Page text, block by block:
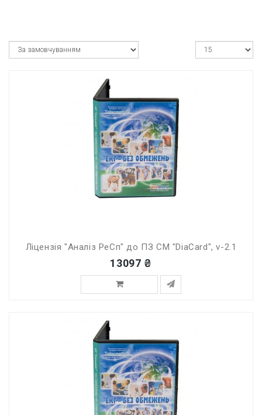
Ліцензія "Аналіз РеСп" до ПЗ СМ "DiaCard", v-2.1
13097 ₴